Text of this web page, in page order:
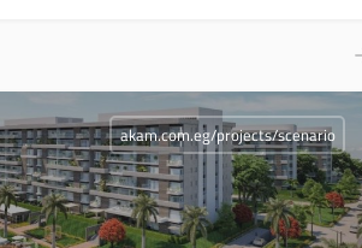
akam.com.eg/projects/scenario